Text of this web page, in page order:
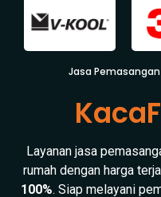
Jasa
Layanan jasa
rumah dengan harga
100%. Siap melayani